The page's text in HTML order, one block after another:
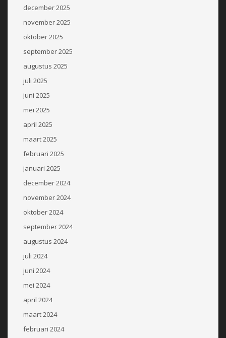
december 2025
november 2025
oktober 2025
september 2025
augustus 2025
juli 2025
juni 2025
mei 2025
april 2025
maart 2025
februari 2025
januari 2025
december 2024
november 2024
oktober 2024
september 2024
augustus 2024
juli 2024
juni 2024
mei 2024
april 2024
maart 2024
februari 2024